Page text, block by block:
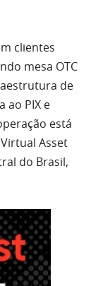
clientes
mesa OTC
de
ao PIX e
está
Asset
do Brasil,